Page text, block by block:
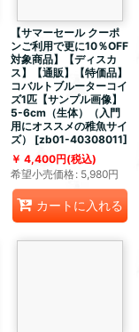
【サマーセール クーポ
ンご利用で更に10％OFF
対象商品】【ディスカ
ス】【通販】【特価品】
コバルトブルーターコイ
ズ1匹【サンプル画像】
5-6cm（生体）（入門
用にオススメの稚魚サイ
ズ）
[zb01-40308011]
4,400円(税込)
希望小売価格: 5,980円
カートに入れる